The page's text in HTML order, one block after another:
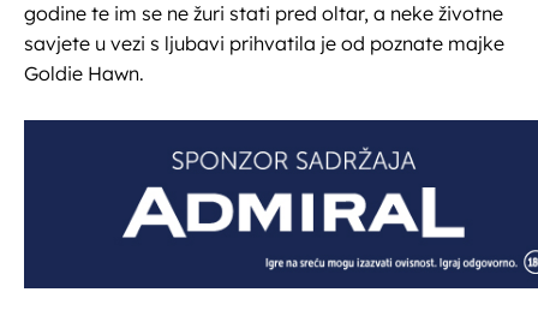
godine te im se ne žuri stati pred oltar, a neke životne
savjete u vezi s ljubavi prihvatila je od poznate majke
Goldie Hawn.